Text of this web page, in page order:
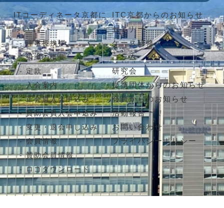
ITコーディネータ京都に
ついて
理事長挨拶
組織の概要
定款
入会案内
正会員入会申込み
賛助会員入会申込み
変更・退会申し込み
会員情報
賛助会員情報
ロゴダウンロード
ITC京都からのお知らせ
セミナー
ケース研修
コラム
研究会
提携団体からのお知らせ
会員からのお知らせ
活動報告
お問い合わせ
プライバシーポリシー